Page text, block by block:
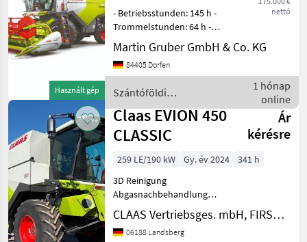
MARKETPLACE
Marketplace
Kereskedői
ajánlatok
Apróhirdetések
Használt gép
5 Jahre 0,05
nettó
- Betriebsstunden: 145 h -
Trommelstunden: 64 h -
Hektar: 108 ha -
Motorleistung 190 kW / 258
PS - MAXI Ausrüstung für
DYNAMIC POWER Motorl
Martin Gruber GmbH & Co. KG
84405 Dorfen
Szántóföldi
betakarítógépek / Claas
1 hónap
online
Claas EVION 450
CLASSIC
Ár
kérésre
259 LE/190 kW Gy. év 2024
341 h
3D Reinigung
Abgasnachbehandlung
Anhängekupplung
Arbeitsscheinwerfer
Bearbeitete Fläche in ha:
CLAAS Vertriebsges. mbH, FIRST CLAAS USED Center Landsberg
06188 Landsberg